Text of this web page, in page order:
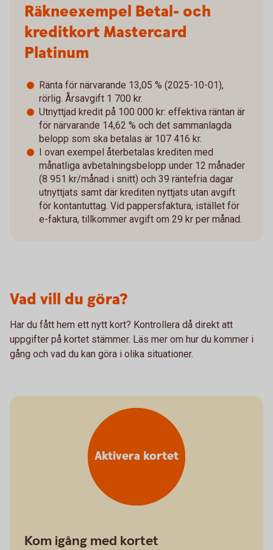
Räkneexempel Betal- och
kreditkort Mastercard
Platinum
Ränta för närvarande 13,05 % (2025-10-01),
rörlig. Årsavgift 1 700 kr.
Utnyttjad kredit på 100 000 kr: effektiva räntan är
för närvarande 14,62 % och det sammanlagda
belopp som ska betalas är 107 416 kr.
I ovan exempel återbetalas krediten med
månatliga avbetalningsbelopp under 12 månader
(8 951 kr/månad i snitt) och 39 räntefria dagar
utnyttjats samt där krediten nyttjats utan avgift
för kontantuttag. Vid pappersfaktura, istället för
e-faktura, tillkommer avgift om 29 kr per månad.
Vad vill du göra?
Har du fått hem ett nytt kort? Kontrollera då direkt att
uppgifter på kortet stämmer. Läs mer om hur du kommer i
gång och vad du kan göra i olika situationer.
Aktivera kortet
Kom igång med kortet